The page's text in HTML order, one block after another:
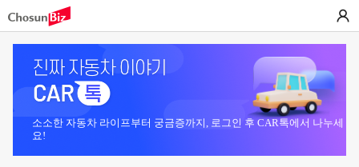
소소한 자동차 라이프부터 궁금증까지, 로그인 후 CAR톡에서 나누세
요!